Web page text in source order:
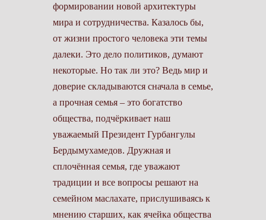
формировании новой архитектуры
мира и сотрудничества. Казалось бы,
от жизни простого человека эти темы
далеки. Это дело политиков, думают
некоторые. Но так ли это? Ведь мир и
доверие складываются сначала в семье,
а прочная семья – это богатство
общества, подчёркивает наш
уважаемый Президент Гурбангулы
Бердымухамедов. Дружная и
сплочённая семья, где уважают
традиции и все вопросы решают на
семейном маслахате, прислушиваясь к
мнению старших, как ячейка общества